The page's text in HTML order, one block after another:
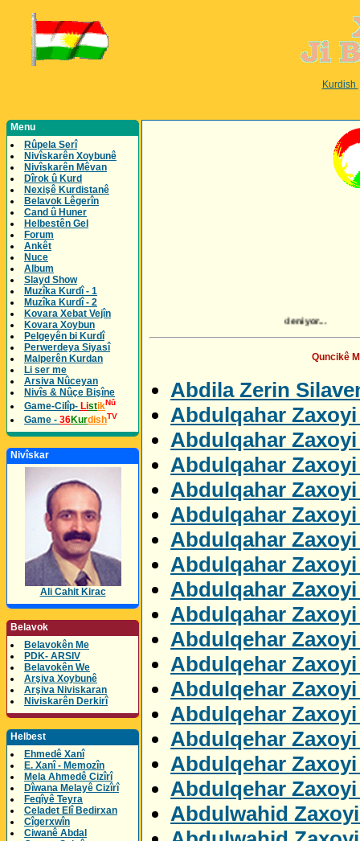
Kurdish
Menu
Rûpela Serî
Nivîskarên Xoybunê
Nivîskarên Mêvan
Dîrok û Kurd
Nexişê Kurdistanê
Belavok Lêgerîn
Cand û Huner
Helbestên Gel
Forum
Ankêt
Nuce
Album
Slayd Show
Muzîka Kurdî - 1
Muzîka Kurdî - 2
Kovara Xebat Vejîn
Kovara Xoybun
Pelgeyên bi Kurdî
Perwerdeya Siyasî
Malperên Kurdan
Li ser me
Arsiva Nûceyan
Nivîs & Nûçe Bişîne
Game-Cilîp- ListikNû
Game - 36KurdishTV
Nivîskar
Ali Cahit Kirac
Belavok
Belavokên Me
PDK- ARSIV
Belavokên We
Arşiva Xoybunê
Arşiva Niviskaran
Niviskarên Derkirî
Helbest
Ehmedê Xanî
E. Xanî - Memozîn
Mela Ahmedê Cizîrî
Dîwana Melayê Cizîrî
Feqîyê Teyra
Celadet Elî Bedirxan
Cîgerxwîn
Ciwanê Abdal
Quncikê
Abdila Zerin
Abdulqahar
Abdulqahar
Abdulqahar
Abdulqahar
Abdulqahar
Abdulqahar
Abdulqahar
Abdulqahar
Abdulqahar
Abdulqehar
Abdulqehar
Abdulqehar
Abdulqehar Zaxoyi
Abdulqehar
Abdulqehar
Abdulqehar
Abdulwahid